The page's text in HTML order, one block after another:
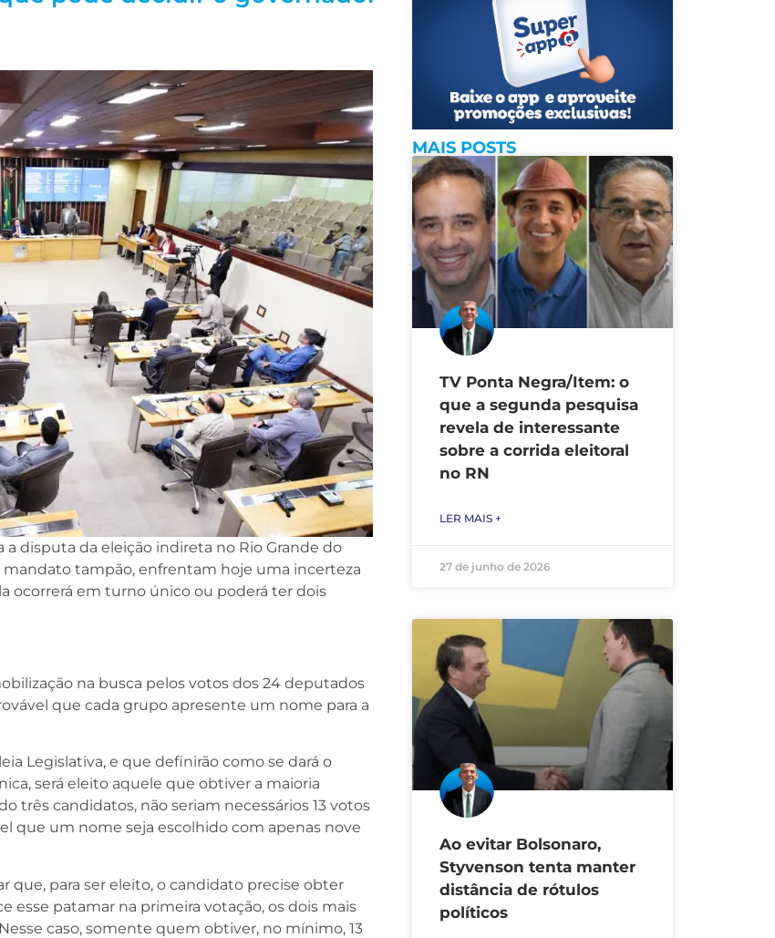
disputa da eleição indireta no Rio Grande do
tampão, enfrentam hoje uma incerteza
ocorrerá em turno único ou poderá ter dois
na busca pelos votos dos 24 deputados
que cada grupo apresente um nome para a
Legislativa, e que definirão como se dará o
será eleito aquele que obtiver a maioria
três candidatos, não seriam necessários 13 votos
que um nome seja escolhido com apenas nove
que, para ser eleito, o candidato precise obter
esse patamar na primeira votação, os dois mais
caso, somente quem obtiver, no mínimo, 13
MAIS POSTS
TV Ponta Negra/Item: o
que a segunda pesquisa
revela de interessante
sobre a corrida eleitoral
no RN
LER MAIS +
27 de junho de 2026
Ao evitar Bolsonaro,
Styvenson tenta manter
distância de rótulos
políticos